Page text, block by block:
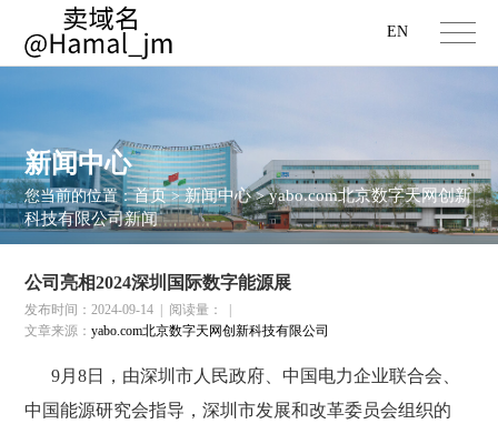
EN
新闻中心
您当前的位置：首页>新闻中心>yabo.com北京数字天网创新
科技有限公司新闻
公司亮相2024深圳国际数字能源展
发布时间：2024-09-14 阅读量：
文章来源：yabo.com北京数字天网创新科技有限公司
9月8日，由深圳市人民政府、中国电力企业联合会、
中国能源研究会指导，深圳市发展和改革委员会组织的